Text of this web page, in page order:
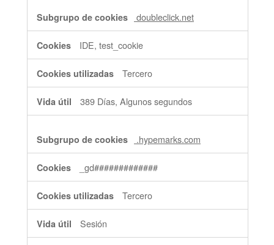
doubleclick.net
IDE, test_cookie
Tercero
389 Días, Algunos segundos
.hypemarks.com
_gd#############
Tercero
Sesión